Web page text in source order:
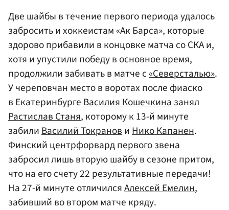
Две шайбы в течение первого периода удалось
забросить и хоккеистам «Ак Барса», которые
здорово прибавили в концовке матча со СКА и,
хотя и упустили победу в основное время,
продолжили забивать в матче с«Северсталью».
У череповчан место в воротах после фиаско
в ЕкатеринбургеВасилия Кошечкиназанял
Растислав Станя, которому к 13-й минуте
забилиВасилий ТокрановиНико Капанен.
Финский центрфорвард первого звена
забросил лишь вторую шайбу в сезоне притом,
что на его счету 22 результативные передачи!
На 27-й минуте отличилсяАлексей Емелин,
забивший во втором матче кряду.